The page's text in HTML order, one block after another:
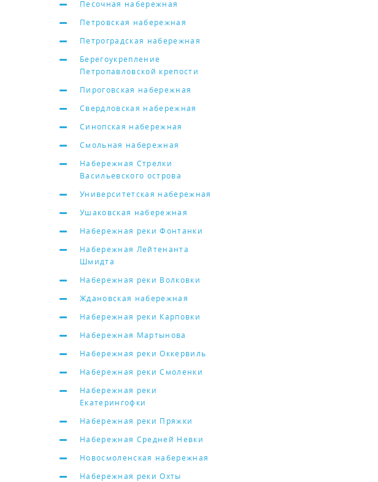
Песочная набережная
Петровская набережная
Петроградская набережная
Берегоукрепление
Петропавловской крепости
Пироговская набережная
Свердловская набережная
Синопская набережная
Смольная набережная
Набережная Стрелки
Васильевского острова
Университетская набережная
Ушаковская набережная
Набережная реки Фонтанки
Набережная Лейтенанта
Шмидта
Набережная реки Волковки
Ждановская набережная
Набережная реки Карповки
Набережная Мартынова
Набережная реки Оккервиль
Набережная реки Смоленки
Набережная реки
Екатерингофки
Набережная реки Пряжки
Набережная Средней Невки
Новосмоленская набережная
Набережная реки Охты